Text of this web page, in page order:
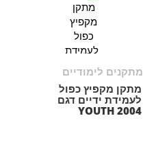
מתקנים לימודיים
מתקן מקפיץ כפול
לעמידת ידיים דגם
YOUTH 2004